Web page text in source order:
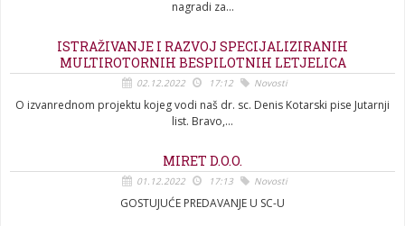
nagradi za...
ISTRAŽIVANJE I RAZVOJ SPECIJALIZIRANIH
MULTIROTORNIH BESPILOTNIH LETJELICA
02.12.2022 17:12 Novosti
O izvanrednom projektu kojeg vodi naš dr. sc. Denis Kotarski pise Jutarnji
list. Bravo,...
MIRET D.O.O.
01.12.2022 17:13 Novosti
GOSTUJUĆE PREDAVANJE U SC-U